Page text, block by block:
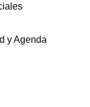
y Agenda